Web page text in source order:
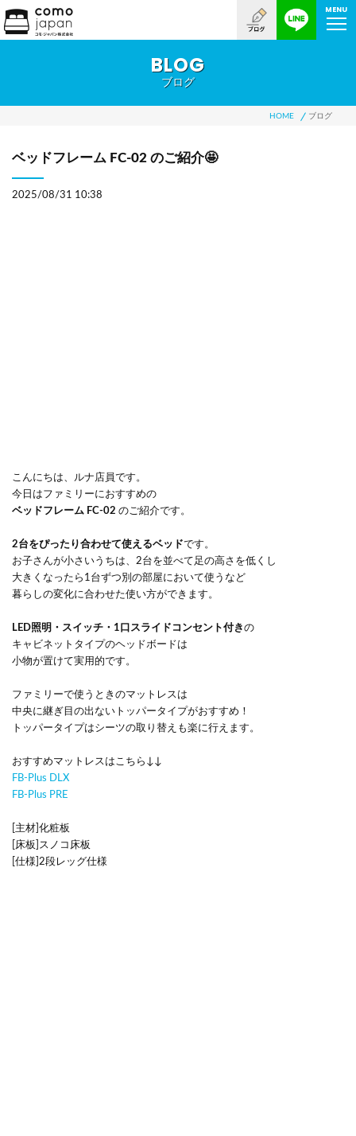
MENU
BLOG
ブログ
HOME ブログ
ベッドフレーム FC-02 のご紹介🤩
2025/08/31 10:38
こんにちは、ルナ店員です。
今日はファミリーにおすすめの
ベッドフレーム FC-02 のご紹介です。
2台をぴったり合わせて使えるベッドです。
お子さんが小さいうちは、2台を並べて足の高さを低くし
大きくなったら1台ずつ別の部屋において使うなど
暮らしの変化に合わせた使い方ができます。
LED照明・スイッチ・1口スライドコンセント付きの
キャビネットタイプのヘッドボードは
小物が置けて実用的です。
ファミリーで使うときのマットレスは
中央に継ぎ目の出ないトッパータイプがおすすめ！
トッパータイプはシーツの取り替えも楽に行えます。
おすすめマットレスはこちら↓↓
FB-Plus DLX
FB-Plus PRE
[主材]化粧板
[床板]スノコ床板
[仕様]2段レッグ仕様